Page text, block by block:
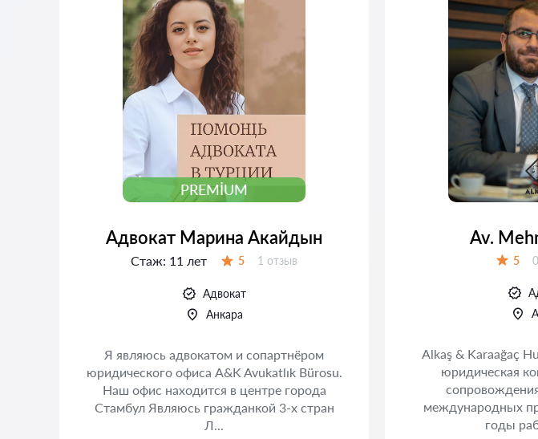
PREMIUM
Адвокат Марина Акайдын
Стаж: 11 лет 5 Отзывов:
1 отзыв
Адвокат
Анкара
Я являюсь адвокатом и сопартнёром
юридического офиса A&K Avukatlık Bürosu.
Наш офис находится в центре города
Стамбул Являюсь гражданкой 3-х стран
Л...
Av.
5
Alkaş & Karaağaç
юридическая
международных
годы